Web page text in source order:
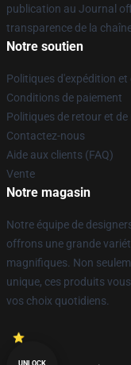
publication au Journal
transparence de la
Notre soutien
Politiques d'expédition et
Conditions de paiement
Politiques de retour et
Contactez-nous
Aide aux clients (FAQ)
Vente
Notre magasin
Notre équipe de
offrons une grande
magnifiques. Non
unique, ces produits
vos choix quotidiens.
UNLOCK